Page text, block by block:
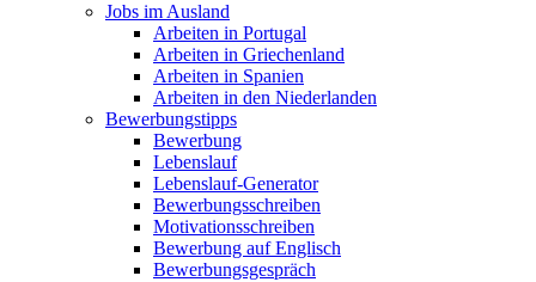
Jobs im Ausland
Arbeiten in Portugal
Arbeiten in Griechenland
Arbeiten in Spanien
Arbeiten in den Niederlanden
Bewerbungstipps
Bewerbung
Lebenslauf
Lebenslauf-Generator
Bewerbungsschreiben
Motivationsschreiben
Bewerbung auf Englisch
Bewerbungsgespräch